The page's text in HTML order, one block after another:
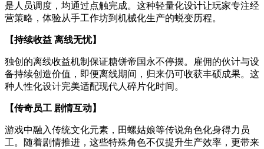
是人员调度，均通过点触完成。这种轻量化设计让玩家专注经
营策略，体验从手工作坊到机械化生产的蜕变历程。
【持续收益 离线无忧】
独创的离线收益机制保证糖饼帝国永不停摆。雇佣的伙计与设
备持续创造价值，即便离线期间，归来仍可收获丰硕成果。这
种人性化设计完美适配现代人碎片化时间。
【传奇员工 剧情互动】
游戏中融入传统文化元素，田螺姑娘等传说角色化身得力员
工。随着剧情推进，这些特殊角色不仅提升生产效率，更带来